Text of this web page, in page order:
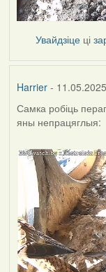
Увайдзіце ці
Harrier-
Самка робіць
яны непрацяглыя: